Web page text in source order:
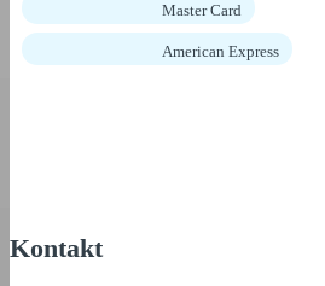
Master Card
American Express
Kontakt